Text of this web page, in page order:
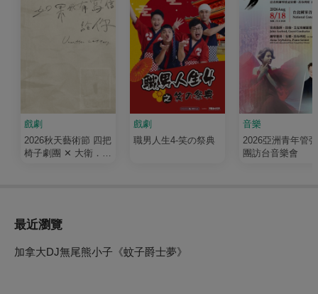
戲劇
2026秋天藝術節 四把
椅子劇團 ✕ 大衛．吉
戲劇
職男人生4-笑の祭典
音樂
2026亞洲青年管
團訪台音樂會
最近瀏覽
加拿大DJ無尾熊小子《蚊子爵士夢》